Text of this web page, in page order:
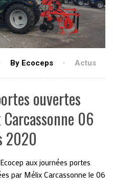
By Ecoceps Actus
ouvertes
06
2020
aux journées portes
par Mélix Carcassonne le 06